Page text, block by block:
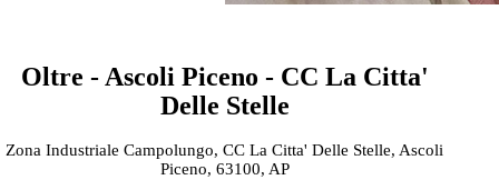
Oltre - Ascoli Piceno - CC La Citta'
Delle Stelle
Zona Industriale Campolungo, CC La Citta' Delle Stelle, Ascoli
Piceno, 63100, AP